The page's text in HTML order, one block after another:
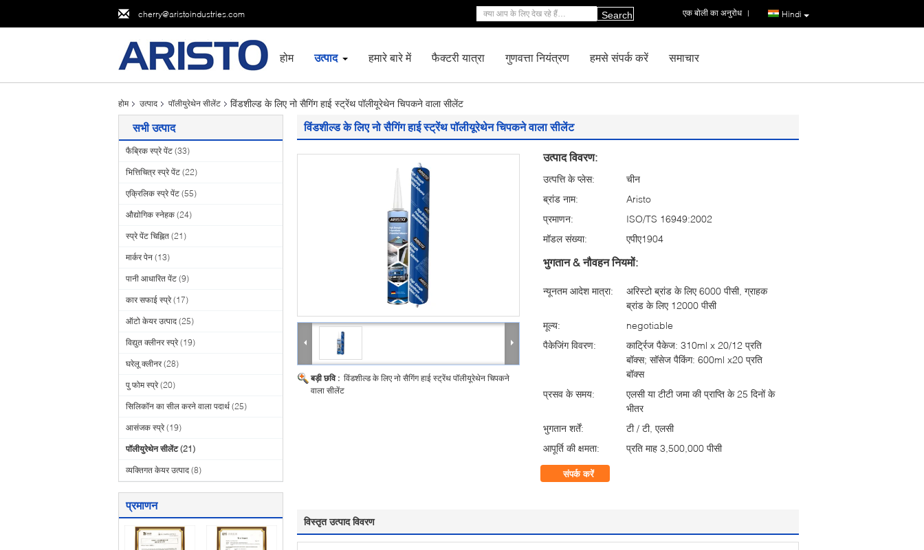
cherry@aristoindustries.com Hindi
एक बोली का अनुरोध |
Search
होम उत्पाद हमारे बारे में फैक्टरी यात्रा गुणवत्ता नियंत्रण हमसे संपर्क करें समाचार
होम उत्पाद पॉलीयुरेथेन सीलेंट विंडशील्ड के लिए नो सैगिंग हाई स्ट्रेंथ पॉलीयूरेथेन चिपकने वाला सीलेंट
सभी उत्पाद
फैब्रिक स्प्रे पेंट (33)
भित्तिचित्र स्प्रे पेंट (22)
एक्रिलिक स्प्रे पेंट (55)
औद्योगिक स्नेहक (24)
स्प्रे पेंट चिह्नित (21)
मार्कर पेन (13)
पानी आधारित पेंट (9)
कार सफाई स्प्रे (17)
ऑटो केयर उत्पाद (25)
विद्युत क्लीनर स्प्रे (19)
घरेलू क्लीनर (28)
पु फोम स्प्रे (20)
सिलिकॉन का सील करने वाला पदार्थ (25)
आसंजक स्प्रे (19)
पॉलीयुरेथेन सीलेंट (21)
व्यक्तिगत केयर उत्पाद (8)
प्रमाणन
विंडशील्ड के लिए नो सैगिंग हाई स्ट्रेंथ पॉलीयूरेथेन चिपकने वाला सीलेंट
बड़ी छवि : विंडशील्ड के लिए नो सैगिंग हाई स्ट्रेंथ पॉलीयूरेथेन चिपकने
वाला सीलेंट
उत्पाद विवरण:
उत्पत्ति के प्लेस:
चीन
ब्रांड नाम:
Aristo
प्रमाणन:
ISO/TS 16949:2002
मॉडल संख्या:
एपीए1904
भुगतान & नौवहन नियमों:
न्यूनतम आदेश मात्रा:
अरिस्टो ब्रांड के लिए 6000 पीसी, ग्राहक
ब्रांड के लिए 12000 पीसी
मूल्य:
negotiable
पैकेजिंग विवरण:
कार्ट्रिज पैकेज: 310ml x 20/12 प्रति
बॉक्स; सॉसेज पैकिंग: 600ml x20 प्रति
बॉक्स
प्रसव के समय:
एलसी या टीटी जमा की प्राप्ति के 25 दिनों के
भीतर
भुगतान शर्तें:
टी / टी, एलसी
आपूर्ति की क्षमता:
प्रति माह 3,500,000 पीसी
संपर्क करें
विस्तृत उत्पाद विवरण